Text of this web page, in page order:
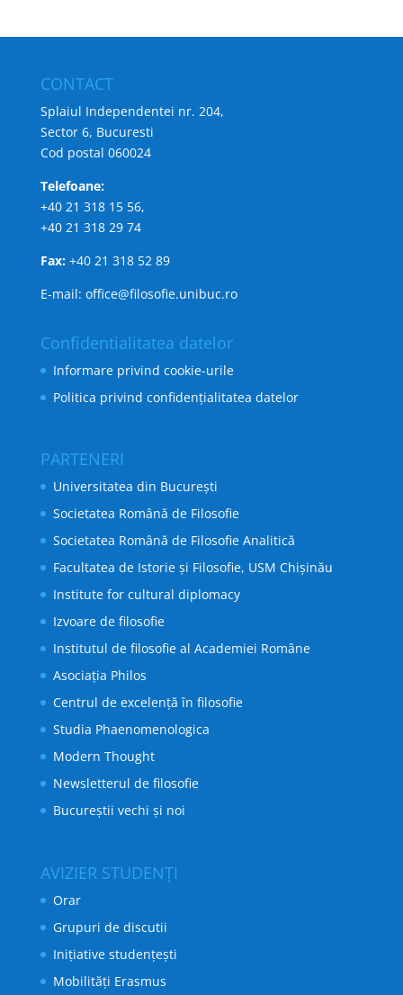
CONTACT
Splaiul Independentei nr. 204,
Sector 6, Bucuresti
Cod postal 060024
Telefoane:
+40 21 318 15 56,
+40 21 318 29 74
Fax: +40 21 318 52 89
E-mail: office@filosofie.unibuc.ro
Confidentialitatea datelor
Informare privind cookie-urile
Politica privind confidențialitatea datelor
PARTENERI
Universitatea din București
Societatea Română de Filosofie
Societatea Română de Filosofie Analitică
Facultatea de Istorie și Filosofie, USM Chișinău
Institute for cultural diplomacy
Izvoare de filosofie
Institutul de filosofie al Academiei Române
Asociația Philos
Centrul de excelență în filosofie
Studia Phaenomenologica
Modern Thought
Newsletterul de filosofie
Bucureștii vechi și noi
AVIZIER STUDENȚI
Orar
Grupuri de discutii
Inițiative studențești
Mobilități Erasmus